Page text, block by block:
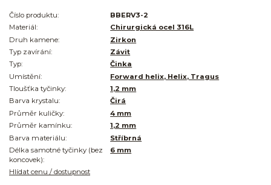
Číslo produktu:
BBERV3-2
Materiál:
Chirurgická ocel 316L
Druh kamene:
Zirkon
Typ zavírání:
Závit
Typ:
Činka
Umístění:
Forward helix, Helix, Tragus
Tloušťka tyčinky:
1,2 mm
Barva krystalu:
Čirá
Průměr kuličky:
4 mm
Průměr kamínku:
1,2 mm
Barva materiálu:
Stříbrná
Délka samotné tyčinky (bez
koncovek):
6 mm
Hlídat cenu / dostupnost